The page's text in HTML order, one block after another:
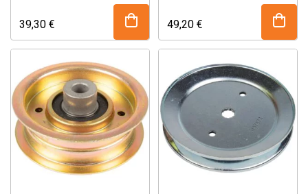
5783475-01.
Mikäli olet epävarma
osan sopivuudesta,
39,30€
Leikkuupöytään jota
käytetään esimerkiksi
ajoleikkureissa. Katso
täydellinen
sopivuustaulukko
alhaalta!
Mikäli olet epävarma
kysy myymälästämme!
49,20€